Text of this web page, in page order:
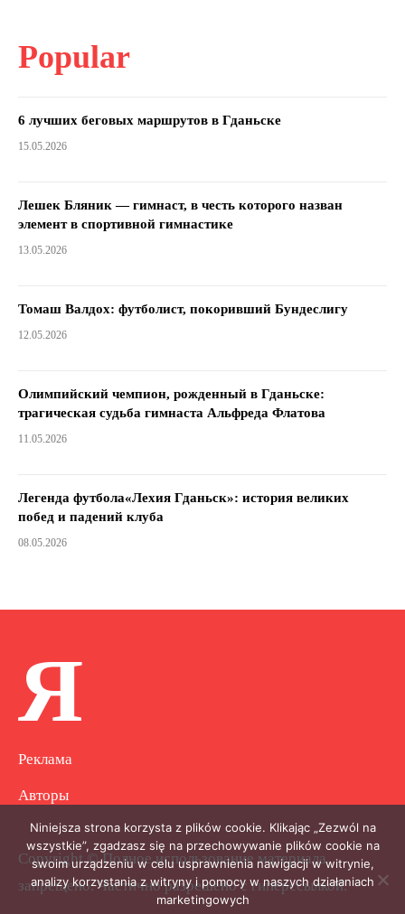
Popular
6 лучших беговых маршрутов в Гданьске
15.05.2026
Лешек Бляник — гимнаст, в честь которого назван
элемент в спортивной гимнастике
13.05.2026
Томаш Валдох: футболист, покоривший Бундеслигу
12.05.2026
Олимпийский чемпион, рожденный в Гданьске:
трагическая судьба гимнаста Альфреда Флатова
11.05.2026
Легенда футбола«Лехия Гданьск»: история великих
побед и падений клуба
08.05.2026
Я
Реклама
Авторы
Copyright © Полное использование материала
запрещено. Частично разрешено с гиперссылкой.
Niniejsza strona korzysta z plików cookie. Klikając „Zezwól na
wszystkie”, zgadzasz się na przechowywanie plików cookie na
swoim urządzeniu w celu usprawnienia nawigacji w witrynie,
analizy korzystania z witryny i pomocy w naszych działaniach
marketingowych